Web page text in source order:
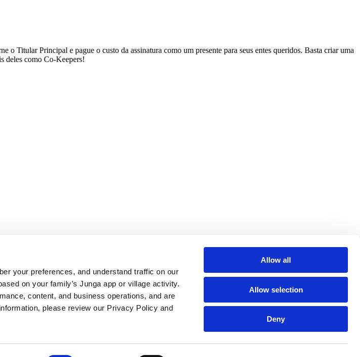
your preferences, and understand traffic on our
on your family’s Junga app or village activity.
content, and business operations, and are
please review our Privacy Policy and
Allow all
Allow selection
Deny
Titular Principal e pague o custo da assinatura como um presente para seus entes queridos. Basta criar uma
deles como Co-Keepers!